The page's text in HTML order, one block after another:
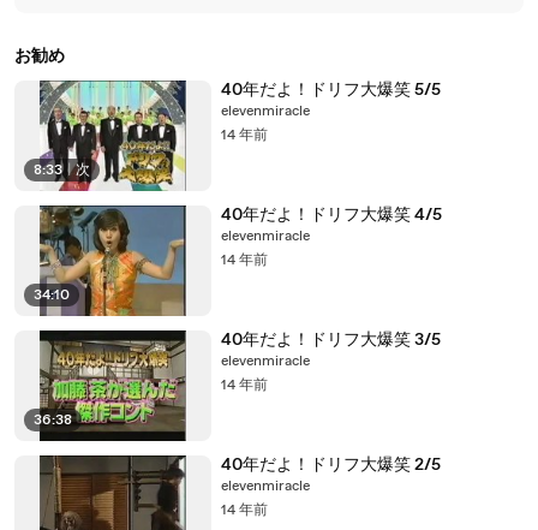
お勧め
8:33 | 次
40年だよ！ドリフ大爆笑 5/5
elevenmiracle
14 年前
34:10
40年だよ！ドリフ大爆笑 4/5
elevenmiracle
14 年前
36:38
40年だよ！ドリフ大爆笑 3/5
elevenmiracle
14 年前
40年だよ！ドリフ大爆笑 2/5
elevenmiracle
14 年前